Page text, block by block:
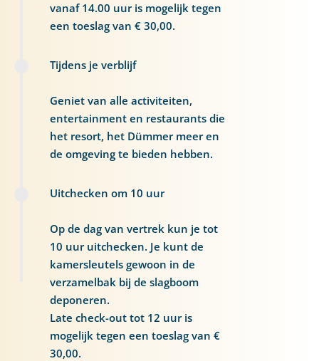
vanaf 14.00 uur is mogelijk tegen
een toeslag van € 30,00.
Tijdens je verblijf
Geniet van alle activiteiten,
entertainment en restaurants die
het resort, het Dümmer meer en
de omgeving te bieden hebben.
Uitchecken om 10 uur
Op de dag van vertrek kun je tot
10 uur uitchecken. Je kunt de
kamersleutels gewoon in de
verzamelbak bij de slagboom
deponeren.
Late check-out tot 12 uur is
mogelijk tegen een toeslag van €
30,00.